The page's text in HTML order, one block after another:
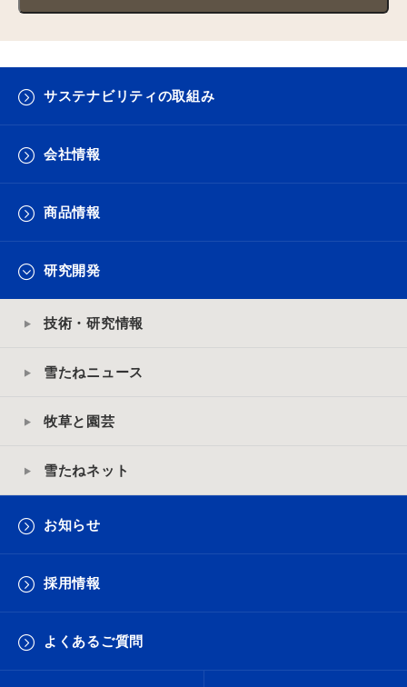
サステナビリティの取組み
会社情報
商品情報
研究開発
技術・研究情報
雪たねニュース
牧草と園芸
雪たねネット
お知らせ
採用情報
よくあるご質問